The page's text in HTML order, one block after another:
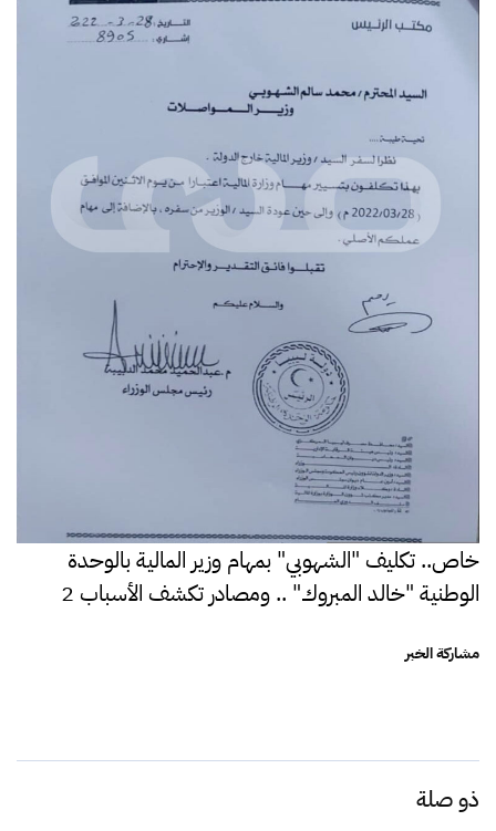
خاص.. تكليف "الشهوبي" بمهام وزير المالية بالوحدة
الوطنية "خالد المبروك" .. ومصادر تكشف الأسباب 2
مشاركة الخبر
ذو صلة